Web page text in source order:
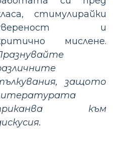
стимулирайки
и
мислене.
защото
към